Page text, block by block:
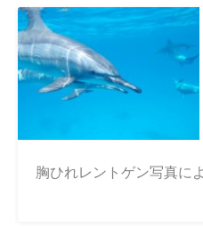
胸ひれレントゲン写真に